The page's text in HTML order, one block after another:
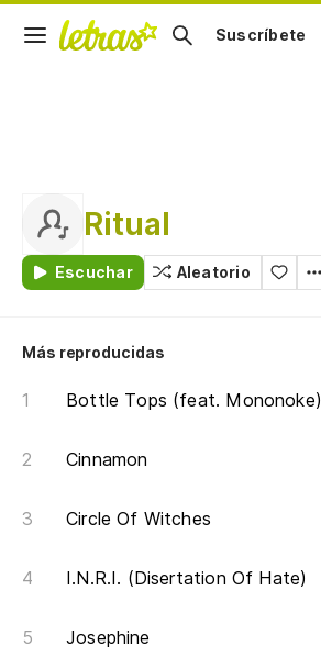
Suscríbete
Ritual
Escuchar Aleatorio
Más reproducidas
Bottle Tops (feat. Mononoke)
Cinnamon
Circle Of Witches
I.N.R.I. (Disertation Of Hate)
Josephine